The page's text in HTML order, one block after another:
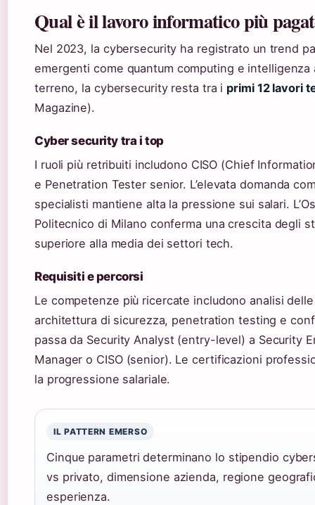
Qual è il lavoro informatico più
Nel 2023, la cybersecurity ha registrato un trend
emergenti come quantum computing e
terreno, la cybersecurity resta tra i primi 12 lavori
Magazine).
Cyber security tra i top
I ruoli più retribuiti includono CISO (Chief
e Penetration Tester senior. L’elevata domanda
specialisti mantiene alta la pressione sui salari.
Politecnico di Milano conferma una crescita degli
superiore alla media dei settori tech.
Requisiti e percorsi
Le competenze più ricercate includono analisi
architettura di sicurezza, penetration testing e
passa da Security Analyst (entry-level) a Security
Manager o CISO (senior). Le certificazioni
la progressione salariale.
IL PATTERN EMERSO
Cinque parametri determinano lo stipendio
vs privato, dimensione azienda, regione
esperienza.